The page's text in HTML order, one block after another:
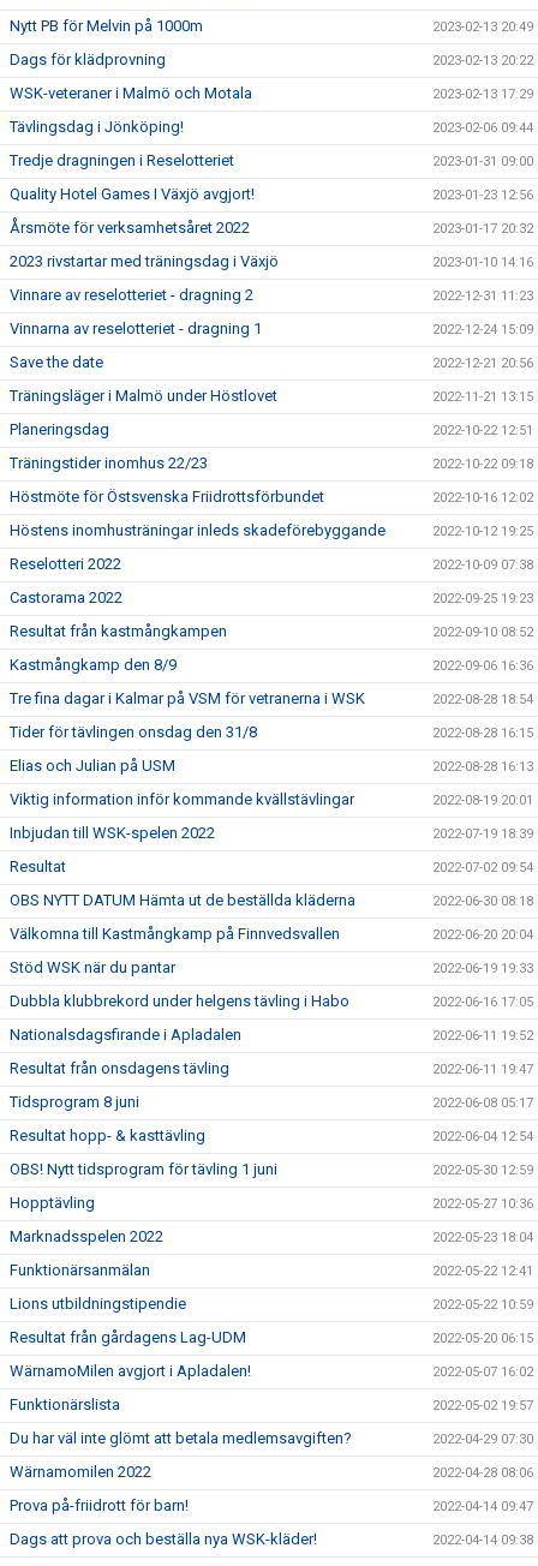
Nytt PB för Melvin på 1000m 2023-02-13 20:49
Dags för klädprovning 2023-02-13 20:22
WSK-veteraner i Malmö och Motala 2023-02-13 17:29
Tävlingsdag i Jönköping! 2023-02-06 09:44
Tredje dragningen i Reselotteriet 2023-01-31 09:00
Quality Hotel Games I Växjö avgjort! 2023-01-23 12:56
Årsmöte för verksamhetsåret 2022 2023-01-17 20:32
2023 rivstartar med träningsdag i Växjö 2023-01-10 14:16
Vinnare av reselotteriet - dragning 2 2022-12-31 11:23
Vinnarna av reselotteriet - dragning 1 2022-12-24 15:09
Save the date 2022-12-21 20:56
Träningsläger i Malmö under Höstlovet 2022-11-21 13:15
Planeringsdag 2022-10-22 12:51
Träningstider inomhus 22/23 2022-10-22 09:18
Höstmöte för Östsvenska Friidrottsförbundet 2022-10-16 12:02
Höstens inomhusträningar inleds skadeförebyggande 2022-10-12 19:25
Reselotteri 2022 2022-10-09 07:38
Castorama 2022 2022-09-25 19:23
Resultat från kastmångkampen 2022-09-10 08:52
Kastmångkamp den 8/9 2022-09-06 16:36
Tre fina dagar i Kalmar på VSM för vetranerna i WSK 2022-08-28 18:54
Tider för tävlingen onsdag den 31/8 2022-08-28 16:15
Elias och Julian på USM 2022-08-28 16:13
Viktig information inför kommande kvällstävlingar 2022-08-19 20:01
Inbjudan till WSK-spelen 2022 2022-07-19 18:39
Resultat 2022-07-02 09:54
OBS NYTT DATUM Hämta ut de beställda kläderna 2022-06-30 08:18
Välkomna till Kastmångkamp på Finnvedsvallen 2022-06-20 20:04
Stöd WSK när du pantar 2022-06-19 19:33
Dubbla klubbrekord under helgens tävling i Habo 2022-06-16 17:05
Nationalsdagsfirande i Apladalen 2022-06-11 19:52
Resultat från onsdagens tävling 2022-06-11 19:47
Tidsprogram 8 juni 2022-06-08 05:17
Resultat hopp- & kasttävling 2022-06-04 12:54
OBS! Nytt tidsprogram för tävling 1 juni 2022-05-30 12:59
Hopptävling 2022-05-27 10:36
Marknadsspelen 2022 2022-05-23 18:04
Funktionärsanmälan 2022-05-22 12:41
Lions utbildningstipendie 2022-05-22 10:59
Resultat från gårdagens Lag-UDM 2022-05-20 06:15
WärnamoMilen avgjort i Apladalen! 2022-05-07 16:02
Funktionärslista 2022-05-02 19:57
Du har väl inte glömt att betala medlemsavgiften? 2022-04-29 07:30
Wärnamomilen 2022 2022-04-28 08:06
Prova på-friidrott för barn! 2022-04-14 09:47
Dags att prova och beställa nya WSK-kläder! 2022-04-14 09:38